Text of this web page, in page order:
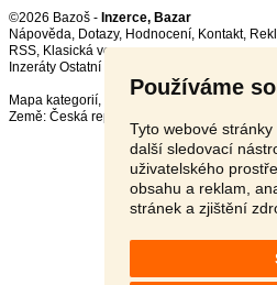
Používáme
Tyto webové
další sledovací
uživatelského
obsahu a reklam,
stránek a zjištění
©2026 Bazoš - Inzerce, Bazar
Nápověda, Dotazy, Hodnocení, Kontakt,
RSS,
Inzeráty Ostatní celkem:
Mapa kategorií,
Země: Česká republika